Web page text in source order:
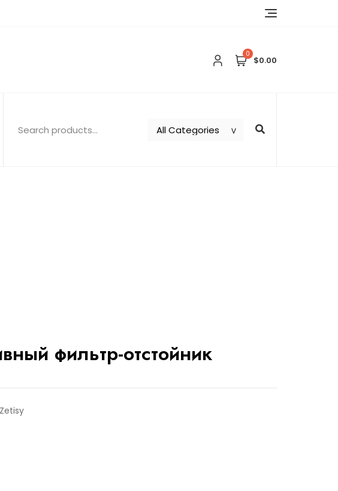
0
$0.00
фильтр-отстойник
Zetisy